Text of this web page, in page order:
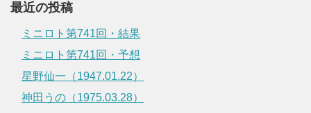
最近の投稿
ミニロト第741回・結果
ミニロト第741回・予想
星野仙一（1947.01.22）
神田うの（1975.03.28）